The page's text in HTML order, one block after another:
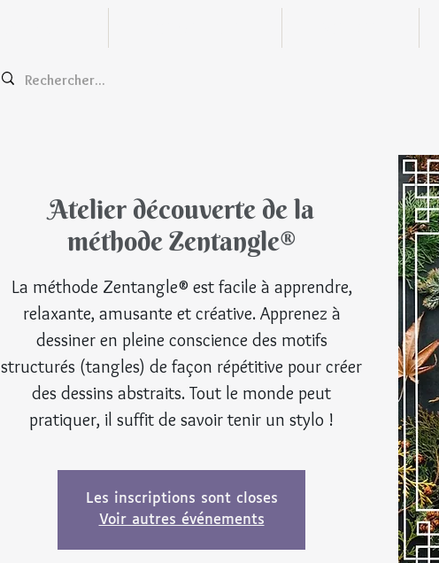
Atelier découverte de la
méthode Zentangle®
La méthode Zentangle® est facile à apprendre,
relaxante, amusante et créative. Apprenez à
dessiner en pleine conscience des motifs
structurés (tangles) de façon répétitive pour créer
des dessins abstraits. Tout le monde peut
pratiquer, il suffit de savoir tenir un stylo !
Les inscriptions sont closes
Voir autres événements